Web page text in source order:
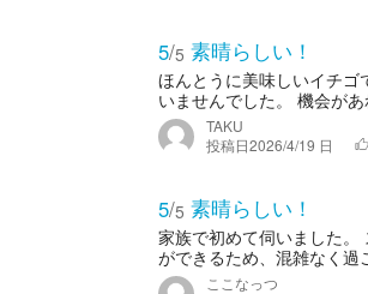
5/5 素晴らしい！
ほんとうに美味しいイチゴ
いませんでした。 機会があ
TAKU
投稿日2026/4/19 日
5/5 素晴らしい！
家族で初めて伺いました。
ができるため、混雑なく
ここなっつ